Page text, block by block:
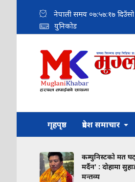
नेपाली समय ०७:५७:१८दिउँसो
युनिकोड
गृहपृष्ठ प्रदेश समाचार
कम्युनिस्टको मत
मर्दैन' : दोहामा
मन्तव्य